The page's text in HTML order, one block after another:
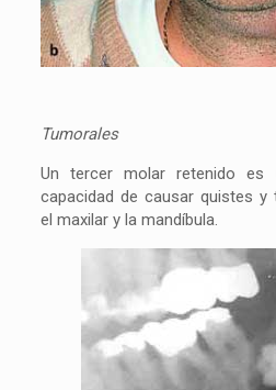
Tumorales
Un tercer molar retenido
capacidad de causar quistes y
el maxilar y la mandíbula.